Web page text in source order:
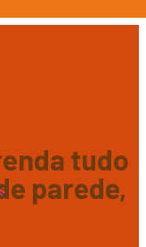
tudo
parede,